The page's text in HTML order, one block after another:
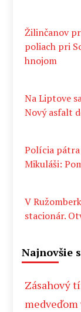
Žilinčanov
poliach pri
hnojom
Na Liptove
Nový asfalt
Polícia
Mikuláši:
V
stacionár.
Najnovšie
Zásahový